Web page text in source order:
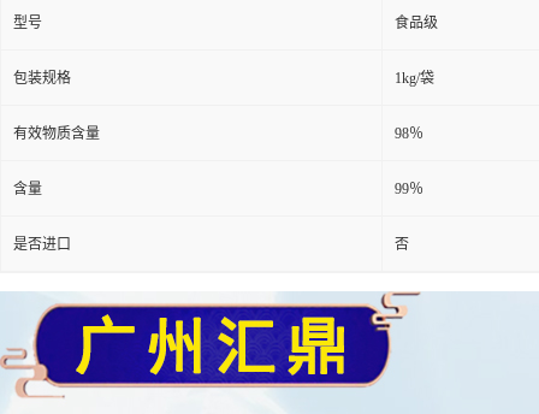
型号 食品级
包装规格 1kg/袋
有效物质含量 98％
含量 99％
是否进口 否